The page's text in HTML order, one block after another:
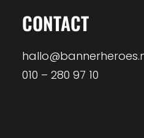
CONTACT
010 – 280 97 10